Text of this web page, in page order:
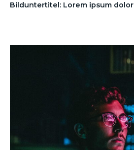
Bilduntertitel: Lorem ipsum dolor